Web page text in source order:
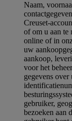
Naam,
Creuset-
of om u aan te
online of in
uw
aankoop,
voor het
gegevens
gebruiker,
bezoeken aan